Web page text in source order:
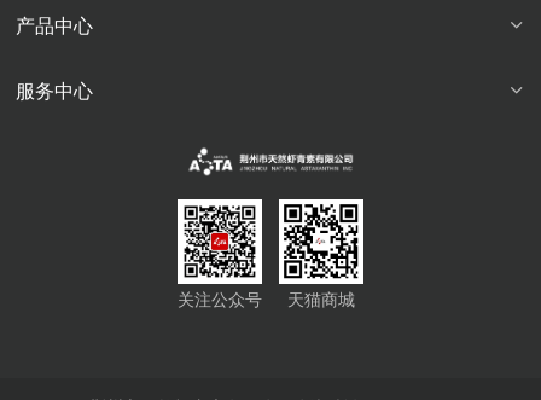
产品中心
服务中心
关注公众号 天猫商城